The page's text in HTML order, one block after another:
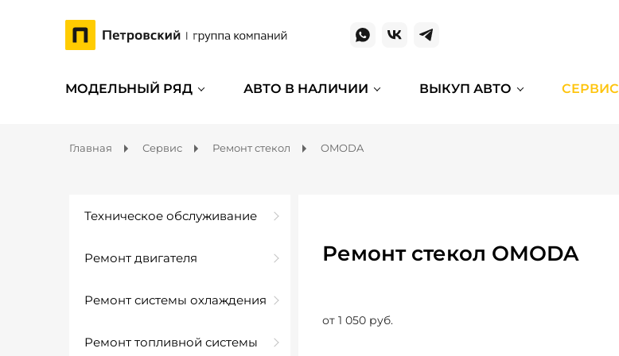
МОДЕЛЬНЫЙ РЯД АВТО В НАЛИЧИИ ВЫКУП АВТО СЕРВИС
Главная Сервис Ремонт стекол OMODA
Техническое обслуживание
Ремонт двигателя
Ремонт системы охлаждения
Ремонт топливной системы
Ремонт стекол OMODA
от 1 050 руб.